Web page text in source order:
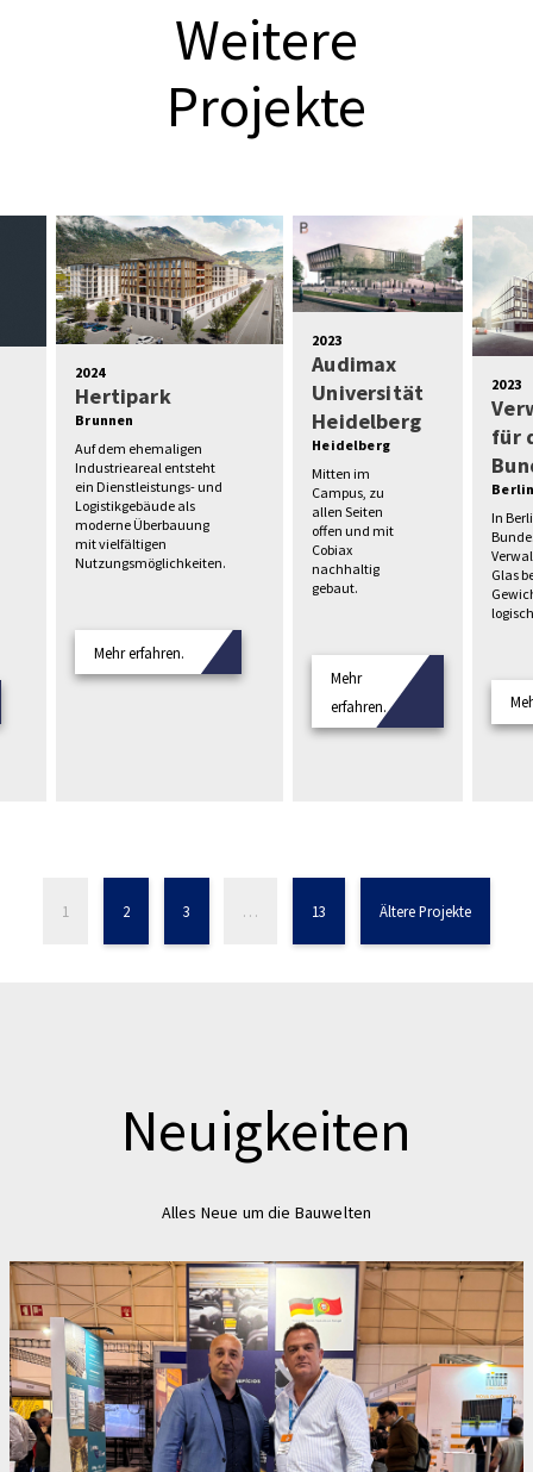
Weitere
Projekte
2024
Hertipark
Brunnen
Auf dem ehemaligen
Industrieareal entsteht
ein Dienstleistungs- und
Logistikgebäude als
moderne Überbauung
mit vielfältigen
Nutzungsmöglichkeiten.
Mehr erfahren.
2023
Audimax
Universität
Heidelberg
Heidelberg
Mitten im
Campus, zu
allen Seiten
offen und mit
Cobiax
nachhaltig
gebaut.
Mehr
erfahren.
2023
für
In
Glas
1 2 3 … 13 Ältere Projekte
Neuigkeiten
Alles Neue um die Bauwelten